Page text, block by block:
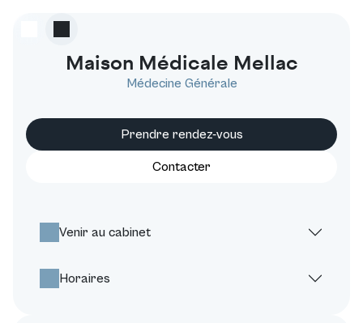
Maison Médicale Mellac
Médecine Générale
Prendre rendez-vous
Contacter
Venir au cabinet
Horaires